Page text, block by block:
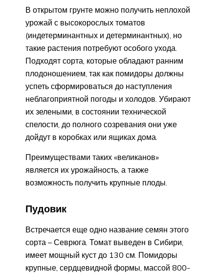
В открытом грунте можно получить неплохой
урожай с высокорослых томатов
(индетерминантных и детерминантных), но
такие растения потребуют особого ухода.
Подходят сорта, которые обладают ранним
плодоношением, так как помидоры должны
успеть сформироваться до наступления
неблагоприятной погоды и холодов. Убирают
их зелеными, в состоянии технической
спелости, до полного созревания они уже
дойдут в коробках или ящиках дома.
Преимуществами таких «великанов»
является их урожайность, а также
возможность получить крупные плоды.
Пудовик
Встречается еще одно название семян этого
сорта – Севрюга. Томат выведен в Сибири,
имеет мощный куст до 130 см. Помидоры
крупные, сердцевидной формы, массой 800-